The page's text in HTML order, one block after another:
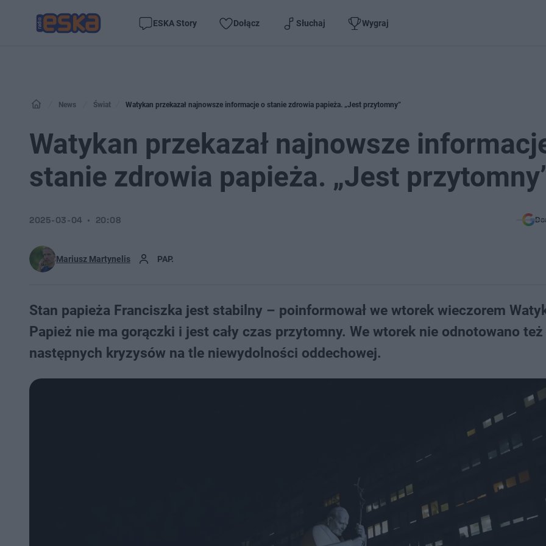
ESKA Story Dołącz Słuchaj Wygraj
News Świat Watykan przekazał najnowsze informacje o stanie zdrowia papieża. „Jest przytomny”
Watykan przekazał najnowsze
stanie zdrowia papieża. „Jest
Mariusz Martynelis PAP.
2025-03-04 20:08
Stan papieża Franciszka jest stabilny – poinformował we wtorek wieczorem
Papież nie ma gorączki i jest cały czas przytomny. We wtorek nie odnotowano też
następnych kryzysów na tle niewydolności oddechowej.